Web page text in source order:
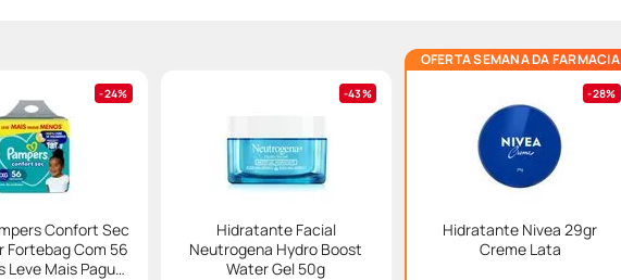
24%
Confort Sec
Fortebag Com 56
Mais Pague
43%
Hidratante Facial
Neutrogena Hydro Boost
Water Gel 50g
OFERTA SEMANA DA FARMACIA
28%
Hidratante Nivea 29gr
Creme Lata